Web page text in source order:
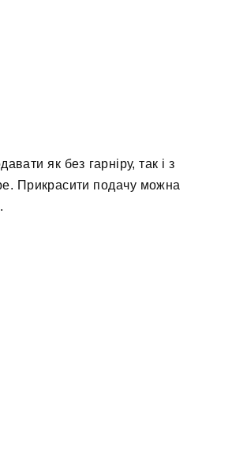
як без гарніру, так і з
Прикрасити подачу можна